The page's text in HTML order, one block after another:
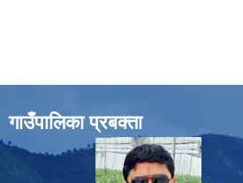
गाउँपालिका प्रबक्ता